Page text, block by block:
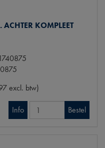
ACHTER KOMPLEET
excl. btw)
Info Bestel